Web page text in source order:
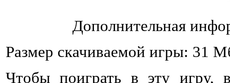
Дополнительная
Размер скачиваемой игры: 31
Чтобы поиграть в эту игру,